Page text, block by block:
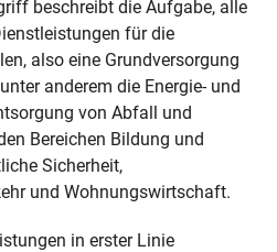
beschreibt die Aufgabe, alle
für die
also eine Grundversorgung
anderem die Energie- und
von Abfall und
Bereichen Bildung und
Sicherheit,
und Wohnungswirtschaft.
in erster Linie